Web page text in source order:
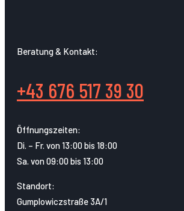
Beratung & Kontakt:
+43 676 517 39 30
Öffnungszeiten:
Di. – Fr. von 13:00 bis 18:00
Sa. von 09:00 bis 13:00
Standort:
Gumplowiczstraße 3A/1